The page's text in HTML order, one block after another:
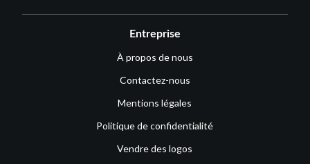
Entreprise
À propos de nous
Contactez-nous
Mentions légales
Politique de confidentialité
Vendre des logos